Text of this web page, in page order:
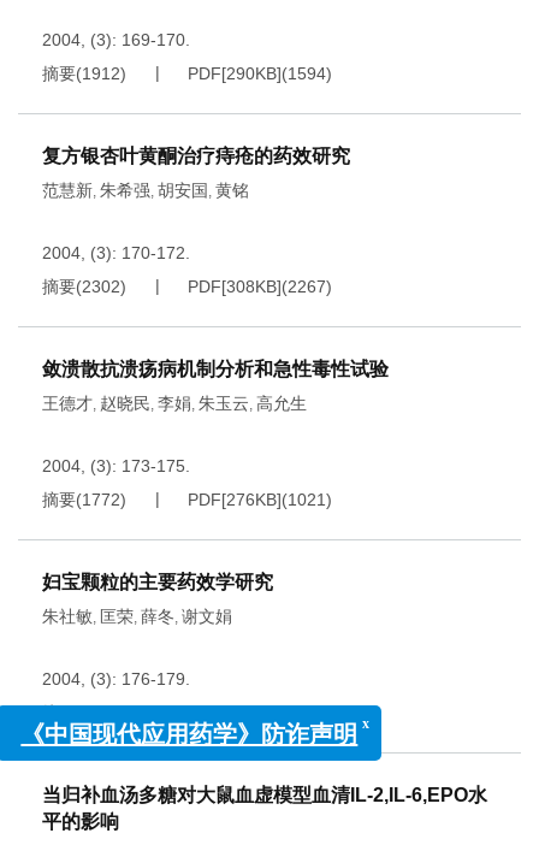
2004, (3): 169-170.
摘要(1912) PDF[290KB](1594)
复方银杏叶黄酮治疗痔疮的药效研究
范慧新, 朱希强, 胡安国 , 黄铭
2004, (3): 170-172.
摘要(2302) PDF[308KB](2267)
敛溃散抗溃疡病机制分析和急性毒性试验
王德才, 赵晓民, 李娟, 朱玉云, 高允生
2004, (3): 173-175.
摘要(1772) PDF[276KB](1021)
妇宝颗粒的主要药效学研究
朱社敏, 匡荣, 薛冬, 谢文娟
2004, (3): 176-179.
当归补血汤多糖对大鼠血虚模型血清IL-2,IL-6,EPO水
平的影响
《中国现代应用药学》防诈声明